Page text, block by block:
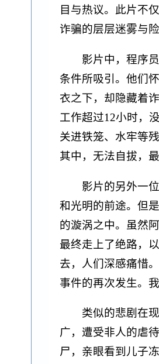
目与热议。此片不
诈骗的层层迷雾与
影片中，程序
条件所吸引。他们
衣之下，却隐藏着
工作超过12小时，
关进铁笼、水牢等
其中，无法自拔，
影片的另外一
和光明的前途。但
的漩涡之中。虽然
最终走上了绝路，
去，人们深感痛惜
事件的再次发生。
类似的悲剧在
广，遭受非人的虐
尸，亲眼看到儿子